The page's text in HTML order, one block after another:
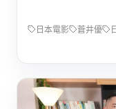
日本電影 蒼井優